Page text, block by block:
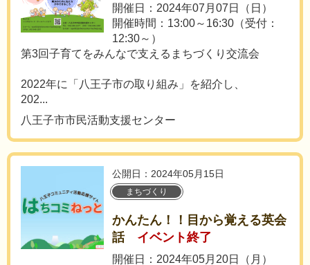
開催日：2024年07月07日（日）
開催時間：13:00～16:30（受付：
12:30～）
第3回子育てをみんなで支えるまちづくり交流会
2022年に「八王子市の取り組み」を紹介し、
202...
八王子市市民活動支援センター
公開日：2024年05月15日
まちづくり
かんたん！！目から覚える英会
話
イベント終了
開催日：2024年05月20日（月）